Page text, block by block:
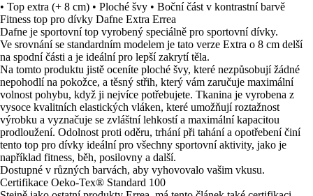
• Top extra (+ 8 cm) • Ploché švy • Boční část v kontrastní barvě
Fitness top pro dívky Dafne Extra Errea
Dafne je sportovní top vyrobený speciálně pro sportovní dívky.
Ve srovnání se standardním modelem je tato verze Extra o 8 cm delší
na spodní části a je ideální pro lepší zakrytí těla.
Na tomto produktu jistě oceníte ploché švy, které nezpůsobují žádné
nepohodlí na pokožce, a těsný střih, který vám zaručuje maximální
volnost pohybu, když ji nejvíce potřebujete. Tkanina je vyrobena z
vysoce kvalitních elastických vláken, které umožňují roztažnost
výrobku a vyznačuje se zvláštní lehkostí a maximální kapacitou
prodloužení. Odolnost proti oděru, trhání při tahání a opotřebení činí
tento top pro dívky ideální pro všechny sportovní aktivity, jako je
například fitness, běh, posilovny a další.
Dostupné v různých barvách, aby vyhovovalo vašim vkusu.
Certifikace Oeko-Tex® Standard 100